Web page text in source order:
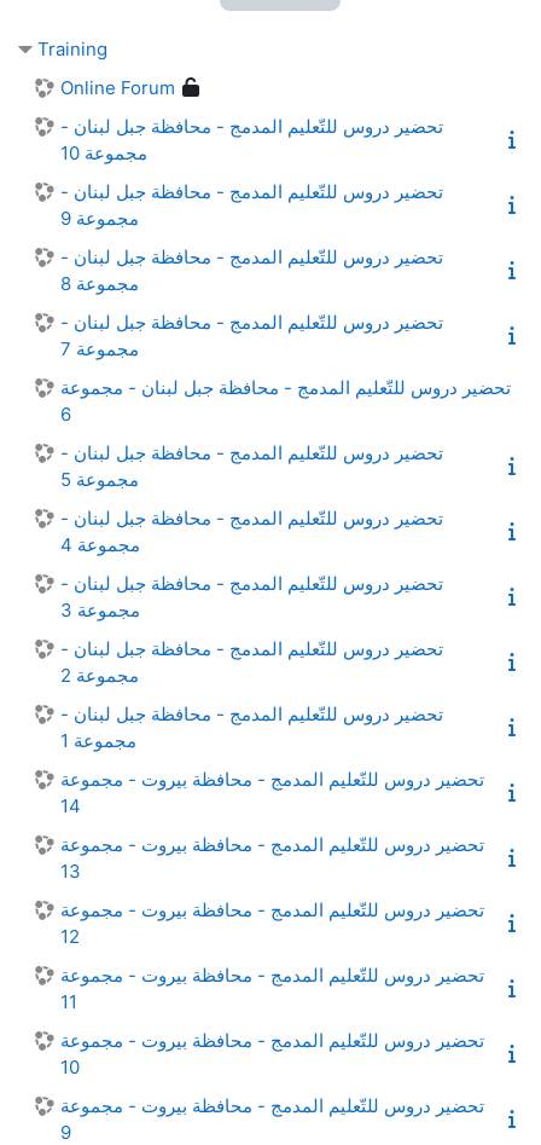
Training
Online Forum
تحضير دروس للتّعليم المدمج - محافظة جبل لبنان -
مجموعة 10
تحضير دروس للتّعليم المدمج - محافظة جبل لبنان -
مجموعة 9
تحضير دروس للتّعليم المدمج - محافظة جبل لبنان -
مجموعة 8
تحضير دروس للتّعليم المدمج - محافظة جبل لبنان -
مجموعة 7
تحضير دروس للتّعليم المدمج - محافظة جبل لبنان - مجموعة
6
تحضير دروس للتّعليم المدمج - محافظة جبل لبنان -
مجموعة 5
تحضير دروس للتّعليم المدمج - محافظة جبل لبنان -
مجموعة 4
تحضير دروس للتّعليم المدمج - محافظة جبل لبنان -
مجموعة 3
تحضير دروس للتّعليم المدمج - محافظة جبل لبنان -
مجموعة 2
تحضير دروس للتّعليم المدمج - محافظة جبل لبنان -
مجموعة 1
تحضير دروس للتّعليم المدمج - محافظة بيروت - مجموعة
14
تحضير دروس للتّعليم المدمج - محافظة بيروت - مجموعة
13
تحضير دروس للتّعليم المدمج - محافظة بيروت - مجموعة
12
تحضير دروس للتّعليم المدمج - محافظة بيروت - مجموعة
11
تحضير دروس للتّعليم المدمج - محافظة بيروت - مجموعة
10
تحضير دروس للتّعليم المدمج - محافظة بيروت - مجموعة
9